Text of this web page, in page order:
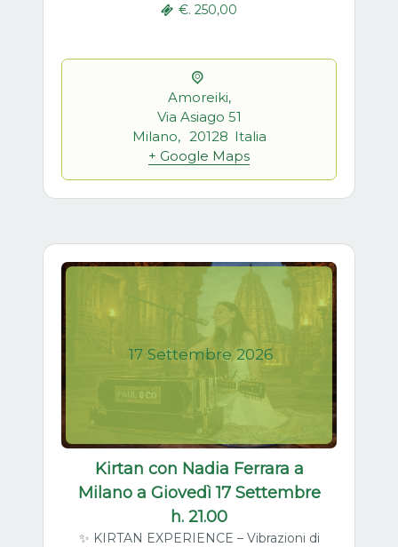
€. 250,00
Amoreiki,
Via Asiago 51
Milano, 20128 Italia
+ Google Maps
17 Settembre 2026
Kirtan con Nadia Ferrara a
Milano a Giovedì 17 Settembre
h. 21.00
✨ KIRTAN EXPERIENCE – Vibrazioni di